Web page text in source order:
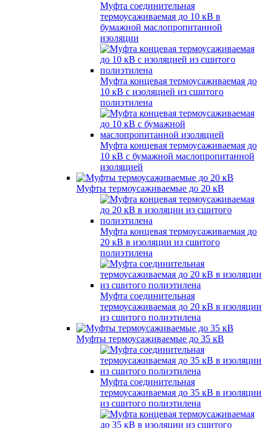
Муфта соединительная
термоусаживаемая до 10 кВ в
бумажной маслопропитанной
изоляции
Муфта концевая термоусаживаемая до
10 кВ с изоляцией из сшитого
полиэтилена
Муфта концевая термоусаживаемая до
10 кВ с бумажной маслопропитанной
изоляцией
Муфты термоусаживаемые до 20 кВ
Муфта концевая термоусаживаемая до
20 кВ в изоляции из сшитого
полиэтилена
Муфта соединительная
термоусаживаемая до 20 кВ в изоляции
из сшитого полиэтилена
Муфты термоусаживаемые до 35 кВ
Муфта соединительная
термоусаживаемая до 35 кВ в изоляции
из сшитого полиэтилена